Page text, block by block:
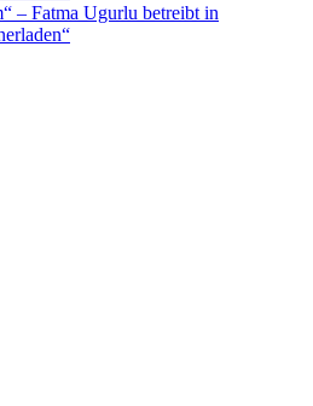
– Fatma Ugurlu betreibt in